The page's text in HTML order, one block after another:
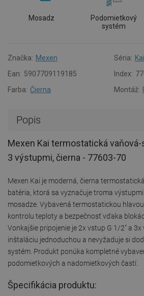
Mosadz
Podomietkový
systém
Značka: Mexen Séria: Kai
Ean: 5907709119185 Index:
Farba: Čierna Montáž:
Popis
Mexen Kai termostatická
3 výstupmi, čierna - 77603-70
Mexen Kai je moderná, čierna
batéria, ktorá sa vyznačuje troma
mosadze. Vybavená termostatickou
kontrolu teploty a bezpečnosť vďaka
Vonkajšie pripojenie je 2x vstup G 1/2" a
inštaláciu jednoduchou a nevyžaduje si
systém. Produkt ponúka kompletné
podomietkových a nadomietkových častí.
Špecifikácia produktu: